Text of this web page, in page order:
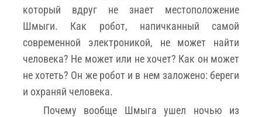
который вдруг не знает местоположение
Шмыги. Как робот, напичканный самой
современной электроникой, не может найти
человека? Не может или не хочет? Как он может
не хотеть? Он же робот и в нем заложено: береги
и охраняй человека.
Почему вообще Шмыга ушел ночью из